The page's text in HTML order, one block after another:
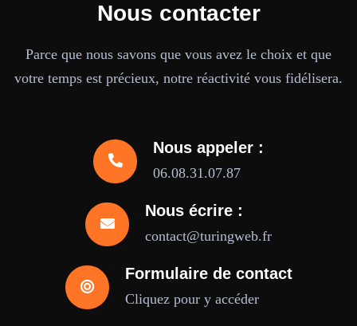
Nous contacter
Parce que nous savons que vous avez le choix et que
votre temps est précieux, notre réactivité vous fidélisera.
Nous appeler :
06.08.31.07.87
Nous écrire :
contact@turingweb.fr
Formulaire de contact
Cliquez pour y accéder